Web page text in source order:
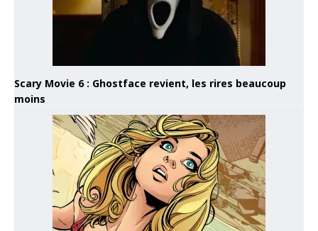
Scary Movie 6 : Ghostface revient, les rires beaucoup
moins